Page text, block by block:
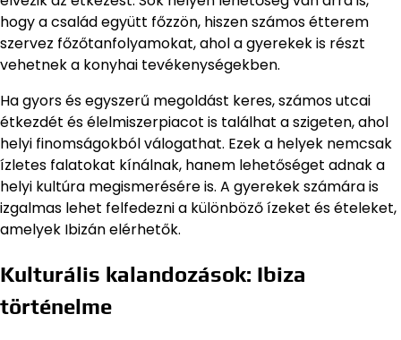
hogy a család együtt főzzön, hiszen számos étterem
szervez főzőtanfolyamokat, ahol a gyerekek is részt
vehetnek a konyhai tevékenységekben.
Ha gyors és egyszerű megoldást keres, számos utcai
étkezdét és élelmiszerpiacot is találhat a szigeten, ahol
helyi finomságokból válogathat. Ezek a helyek nemcsak
ízletes falatokat kínálnak, hanem lehetőséget adnak a
helyi kultúra megismerésére is. A gyerekek számára is
izgalmas lehet felfedezni a különböző ízeket és ételeket,
amelyek Ibizán elérhetők.
Kulturális kalandozások: Ibiza
történelme